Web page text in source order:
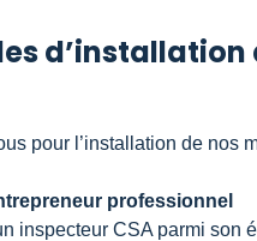
d’installation
pour l’installation de nos
professionnel
inspecteur CSA parmi son